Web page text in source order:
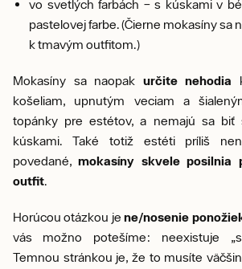
vo svetlých farbách – s kúskami v
pastelovej farbe. (Čierne mokasíny sa
k tmavým outfitom.)
Mokasíny sa naopak určite nehodia
košeliam, upnutým veciam a
topánky pre estétov, a nemajú sa biť
kúskami. Také totiž estéti príliš
povedané,mokasíny skvele posilnia
outfit.
Horúcou otázkou jene/nosenie
vás možno potešíme: neexistuje
Temnou stránkou je, že to musíte